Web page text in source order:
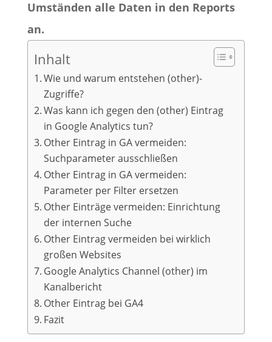
Umständen alle Daten in den Reports
an.
Inhalt
Wie und warum entstehen (other)-
Zugriffe?
Was kann ich gegen den (other) Eintrag
in Google Analytics tun?
Other Eintrag in GA vermeiden:
Suchparameter ausschließen
Other Eintrag in GA vermeiden:
Parameter per Filter ersetzen
Other Einträge vermeiden: Einrichtung
der internen Suche
Other Eintrag vermeiden bei wirklich
großen Websites
Google Analytics Channel (other) im
Kanalbericht
Other Eintrag bei GA4
Fazit